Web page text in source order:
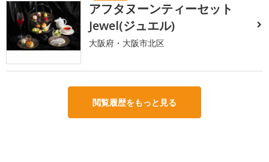
アフタヌーンティーセット
Jewel(ジュエル)
大阪府・大阪市北区
閲覧履歴をもっと見る